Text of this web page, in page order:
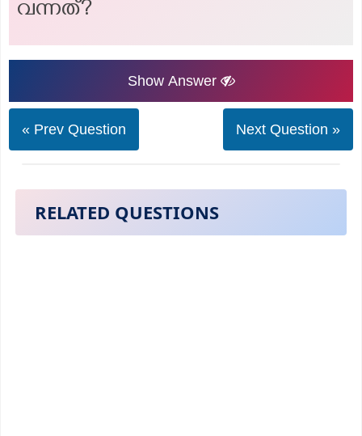
വന്നത്?
Show Answer
« Prev Question Next Question »
RELATED QUESTIONS